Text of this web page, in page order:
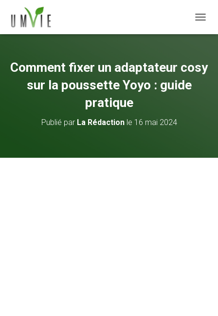
Comment fixer un adaptateur cosy
sur la poussette Yoyo : guide
pratique
Publié par La Rédactionle 16 mai 2024